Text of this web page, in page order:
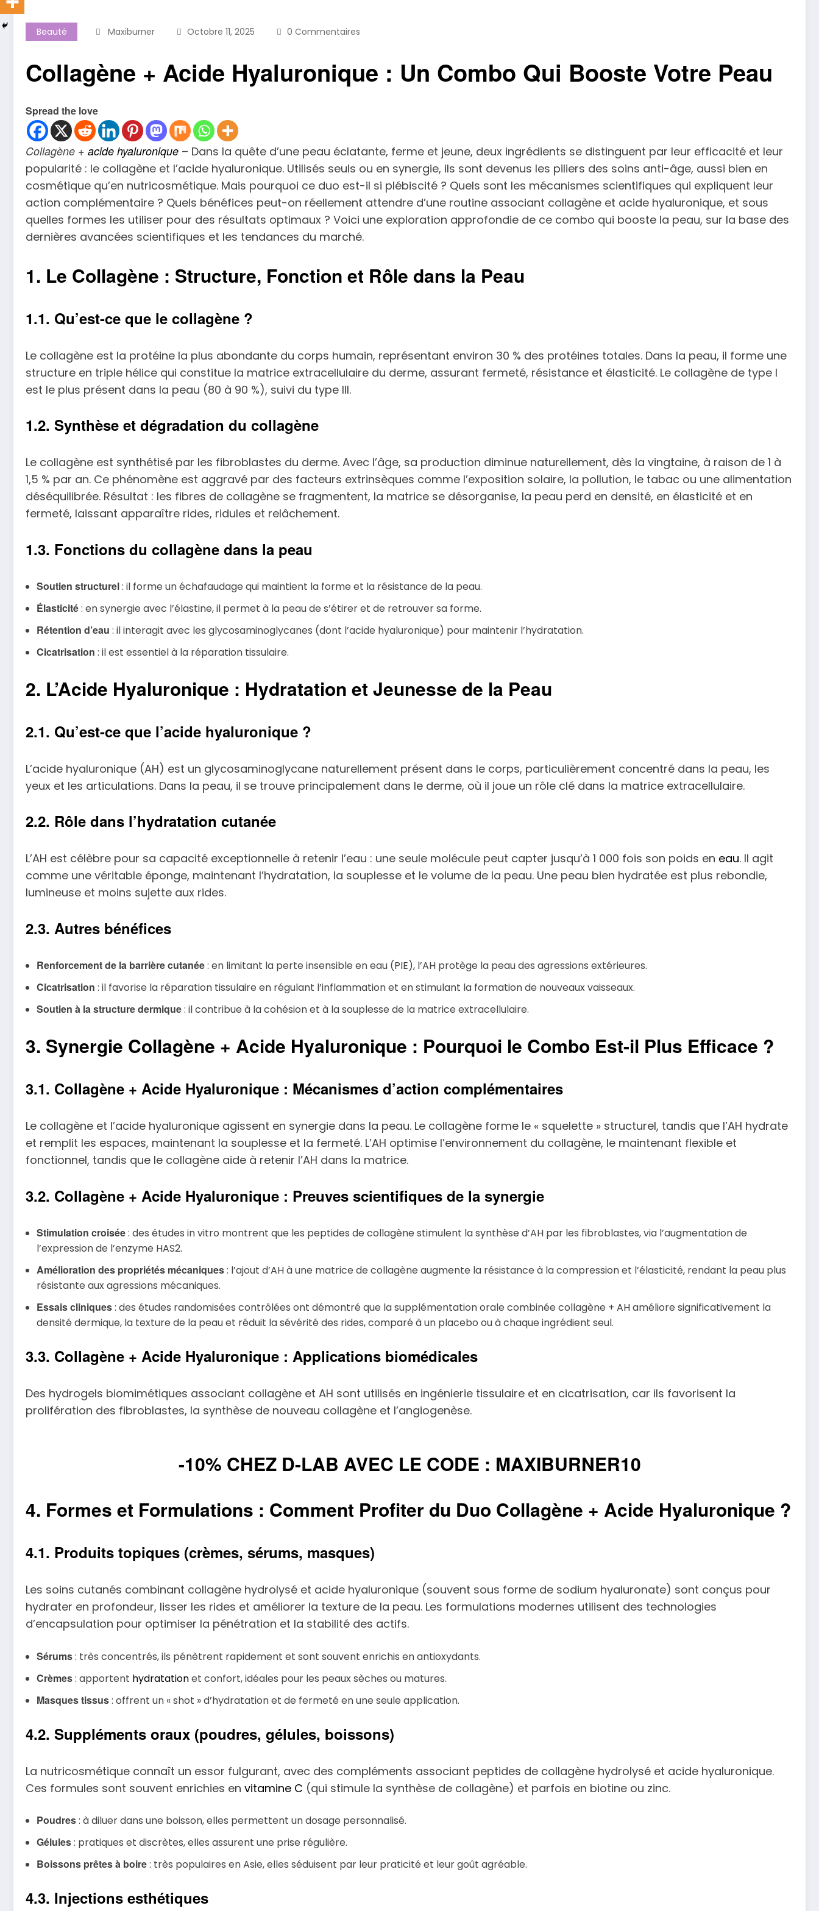
Beauté Maxiburner Octobre 11, 2025 0 Commentaires
Collagène + Acide Hyaluronique : Un Combo Qui Booste Votre Peau
Spread the love
Collagène + acide hyaluronique – Dans la quête d’une peau éclatante, ferme et jeune, deux ingrédients se distinguent par leur efficacité et leur
popularité : le collagène et l’acide hyaluronique. Utilisés seuls ou en synergie, ils sont devenus les piliers des soins anti-âge, aussi bien en
cosmétique qu’en nutricosmétique. Mais pourquoi ce duo est-il si plébiscité ? Quels sont les mécanismes scientifiques qui expliquent leur
action complémentaire ? Quels bénéfices peut-on réellement attendre d’une routine associant collagène et acide hyaluronique, et sous
quelles formes les utiliser pour des résultats optimaux ? Voici une exploration approfondie de ce combo qui booste la peau, sur la base des
dernières avancées scientifiques et les tendances du marché.
1. Le Collagène : Structure, Fonction et Rôle dans la Peau
1.1. Qu’est-ce que le collagène ?
Le collagène est la protéine la plus abondante du corps humain, représentant environ 30 % des protéines totales. Dans la peau, il forme une
structure en triple hélice qui constitue la matrice extracellulaire du derme, assurant fermeté, résistance et élasticité. Le collagène de type I
est le plus présent dans la peau (80 à 90 %), suivi du type III.
1.2. Synthèse et dégradation du collagène
Le collagène est synthétisé par les fibroblastes du derme. Avec l’âge, sa production diminue naturellement, dès la vingtaine, à raison de 1 à
1,5 % par an. Ce phénomène est aggravé par des facteurs extrinsèques comme l’exposition solaire, la pollution, le tabac ou une alimentation
déséquilibrée. Résultat : les fibres de collagène se fragmentent, la matrice se désorganise, la peau perd en densité, en élasticité et en
fermeté, laissant apparaître rides, ridules et relâchement.
1.3. Fonctions du collagène dans la peau
Soutien structurel: il forme un échafaudage qui maintient la forme et la résistance de la peau.
Élasticité: en synergie avec l’élastine, il permet à la peau de s’étirer et de retrouver sa forme.
Rétention d’eau : il interagit avec les glycosaminoglycanes (dont l’acide hyaluronique) pour maintenir l’hydratation.
Cicatrisation : il est essentiel à la réparation tissulaire.
2. L’Acide Hyaluronique : Hydratation et Jeunesse de la Peau
2.1. Qu’est-ce que l’acide hyaluronique ?
L’acide hyaluronique (AH) est un glycosaminoglycane naturellement présent dans le corps, particulièrement concentré dans la peau, les
yeux et les articulations. Dans la peau, il se trouve principalement dans le derme, où il joue un rôle clé dans la matrice extracellulaire.
2.2. Rôle dans l’hydratation cutanée
L’AH est célèbre pour sa capacité exceptionnelle à retenir l’eau : une seule molécule peut capter jusqu’à 1 000 fois son poids en eau. Il agit
comme une véritable éponge, maintenant l’hydratation, la souplesse et le volume de la peau. Une peau bien hydratée est plus rebondie,
lumineuse et moins sujette aux rides.
2.3. Autres bénéfices
Renforcement de la barrière cutanée: en limitant la perte insensible en eau (PIE), l’AH protège la peau des agressions extérieures.
Cicatrisation : il favorise la réparation tissulaire en régulant l’inflammation et en stimulant la formation de nouveaux vaisseaux.
Soutien à la structure dermique: il contribue à la cohésion et à la souplesse de la matrice extracellulaire.
3. Synergie Collagène + Acide Hyaluronique : Pourquoi le Combo Est-il Plus Efficace ?
3.1. Collagène + Acide Hyaluronique : Mécanismes d’action complémentaires
Le collagène et l’acide hyaluronique agissent en synergie dans la peau. Le collagène forme le « squelette » structurel, tandis que l’AH hydrate
et remplit les espaces, maintenant la souplesse et la fermeté. L’AH optimise l’environnement du collagène, le maintenant flexible et
fonctionnel, tandis que le collagène aide à retenir l’AH dans la matrice.
3.2. Collagène + Acide Hyaluronique : Preuves scientifiques de la synergie
Stimulation croisée: des études in vitro montrent que les peptides de collagène stimulent la synthèse d’AH par les fibroblastes, via l’augmentation de
l’expression de l’enzyme HAS2.
Amélioration des propriétés mécaniques: l’ajout d’AH à une matrice de collagène augmente la résistance à la compression et l’élasticité, rendant la peau plus
résistante aux agressions mécaniques.
Essais cliniques: des études randomisées contrôlées ont démontré que la supplémentation orale combinée collagène + AH améliore significativement la
densité dermique, la texture de la peau et réduit la sévérité des rides, comparé à un placebo ou à chaque ingrédient seul.
3.3. Collagène + Acide Hyaluronique : Applications biomédicales
Des hydrogels biomimétiques associant collagène et AH sont utilisés en ingénierie tissulaire et en cicatrisation, car ils favorisent la
prolifération des fibroblastes, la synthèse de nouveau collagène et l’angiogenèse.
-10% CHEZ D-LAB AVEC LE CODE : MAXIBURNER10
4. Formes et Formulations : Comment Profiter du Duo Collagène + Acide Hyaluronique ?
4.1. Produits topiques (crèmes, sérums, masques)
Les soins cutanés combinant collagène hydrolysé et acide hyaluronique (souvent sous forme de sodium hyaluronate) sont conçus pour
hydrater en profondeur, lisser les rides et améliorer la texture de la peau. Les formulations modernes utilisent des technologies
d’encapsulation pour optimiser la pénétration et la stabilité des actifs.
Sérums: très concentrés, ils pénètrent rapidement et sont souvent enrichis en antioxydants.
Crèmes: apportent hydratationet confort, idéales pour les peaux sèches ou matures.
Masques tissus: offrent un « shot » d’hydratation et de fermeté en une seule application.
4.2. Suppléments oraux (poudres, gélules, boissons)
La nutricosmétique connaît un essor fulgurant, avec des compléments associant peptides de collagène hydrolysé et acide hyaluronique.
Ces formules sont souvent enrichies en vitamine C (qui stimule la synthèse de collagène) et parfois en biotine ou zinc.
Poudres: à diluer dans une boisson, elles permettent un dosage personnalisé.
Gélules: pratiques et discrètes, elles assurent une prise régulière.
Boissons prêtes à boire: très populaires en Asie, elles séduisent par leur praticité et leur goût agréable.
4.3. Injections esthétiques